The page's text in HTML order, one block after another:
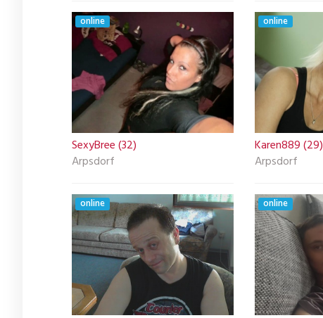
online
SexyBree (32)
Arpsdorf
online
Karen889 (29)
Arpsdorf
online online